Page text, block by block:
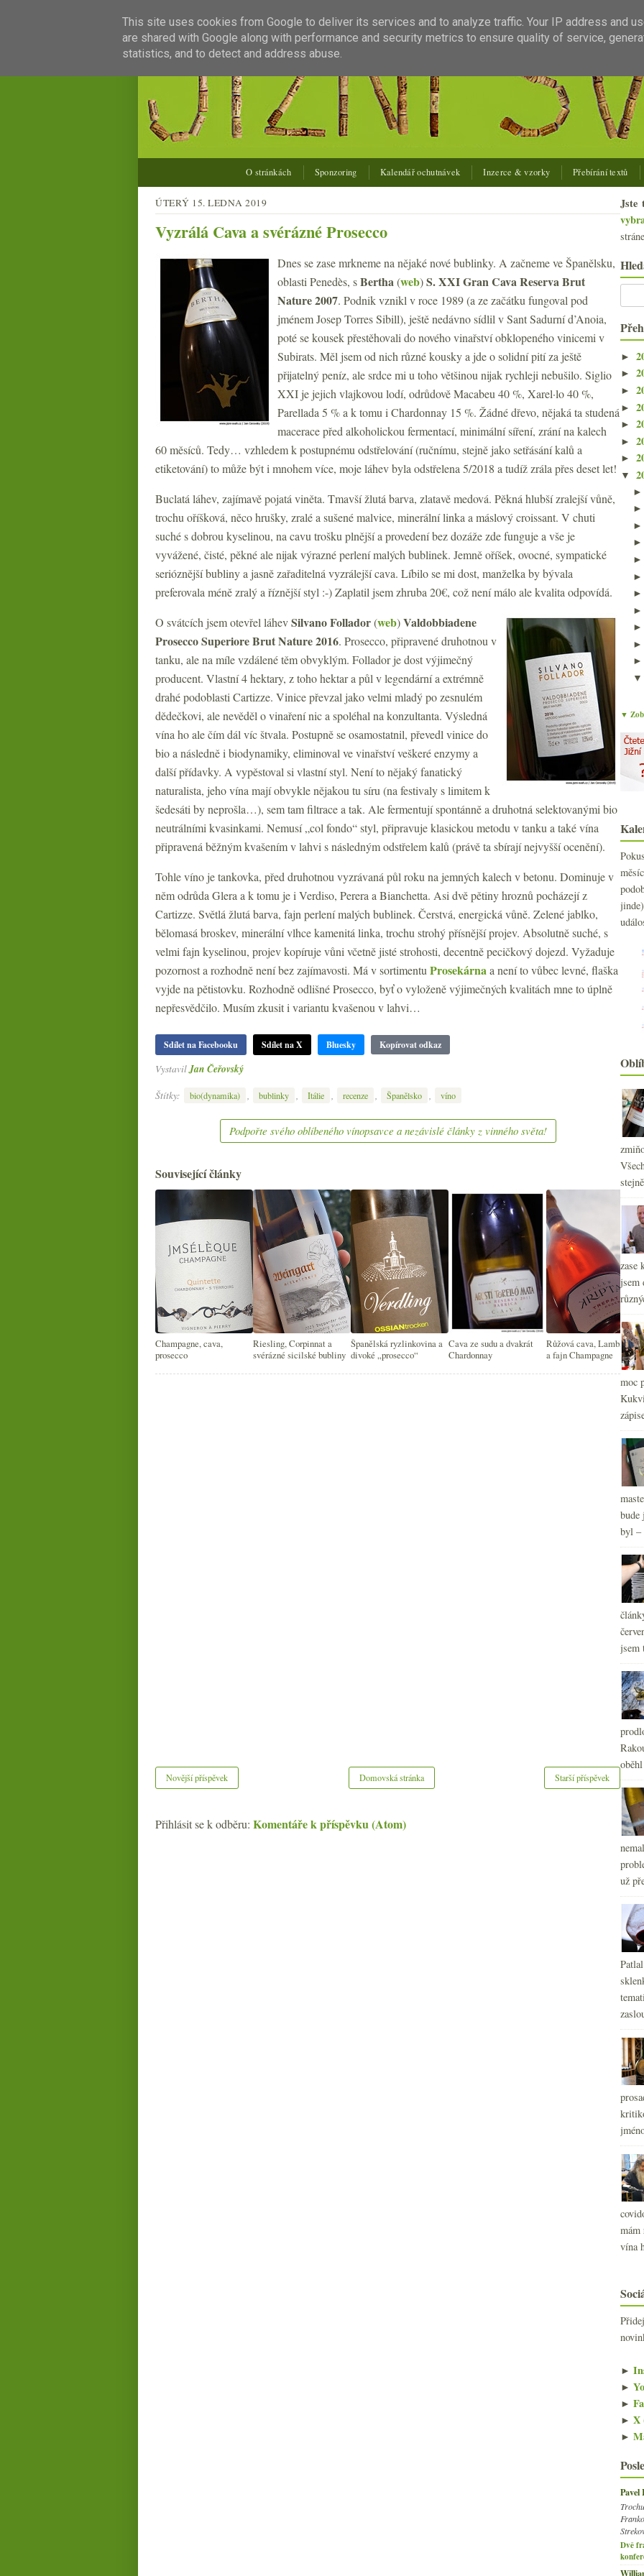
O stránkách Sponzoring Kalendář ochutnávek Inzerce & vzorky Přebírání textů
ÚTERÝ 15. LEDNA 2019
Vyzrálá Cava a svérázné Prosecco
Dnes se zase mrkneme na nějaké nové bublinky. A začneme ve Španělsku,
oblasti Penedès, sBertha(web)S. XXI Gran Cava Reserva Brut
Nature 2007. Podnik vznikl v roce 1989 (a ze začátku fungoval pod
jménem Josep Torres Sibill), ještě nedávno sídlil v Sant Sadurní d’Anoia,
poté se kousek přestěhovali do nového vinařství obklopeného vinicemi v
Subirats. Měl jsem od nich různé kousky a jde o solidní pití za ještě
přijatelný peníz, ale srdce mi u toho většinou nijak rychleji nebušilo. Siglio
XXI je jejich vlajkovou lodí, odrůdově Macabeu 40 %, Xarel·lo 40 %,
Parellada 5 % a k tomu i Chardonnay 15 %. Žádné dřevo, nějaká ta studená
macerace před alkoholickou fermentací, minimální síření, zrání na kalech
60 měsíců. Tedy… vzhledem k postupnému odstřelování (ručnímu, stejně jako setřásání kalů a
etiketování) to může být i mnohem více, moje láhev byla odstřelena 5/2018 a tudíž zrála přes deset let!
Buclatá láhev, zajímavě pojatá viněta. Tmavší žlutá barva, zlatavě medová. Pěkná hlubší zralejší vůně,
trochu oříšková, něco hrušky, zralé a sušené malvice, minerální linka a máslový croissant. V chuti
suché s dobrou kyselinou, na cavu trošku plnější a provedení bez dozáže zde funguje a vše je
vyvážené, čisté, pěkné ale nijak výrazné perlení malých bublinek. Jemně oříšek, ovocné, sympatické
serióznější bubliny a jasně zařaditelná vyzrálejší cava. Líbilo se mi dost, manželka by bývala
preferovala méně zralý a říznější styl :-) Zaplatil jsem zhruba 20€, což není málo ale kvalita odpovídá.
O svátcích jsem otevřel láhevSilvano Follador(web)Valdobbiadene
Prosecco Superiore Brut Nature 2016. Prosecco, připravené druhotnou v
tanku, ale na míle vzdálené těm obvyklým. Follador je dost výjimečný
producent. Vlastní 4 hektary, z toho hektar a půl v legendární a extrémně
drahé podoblasti Cartizze. Vinice převzal jako velmi mladý po zesnulém
dědečkovi, ale nevěděl o vinaření nic a spoléhal na konzultanta. Výsledná
vína ho ale čím dál víc štvala. Postupně se osamostatnil, převedl vinice do
bio a následně i biodynamiky, eliminoval ve vinařství veškeré enzymy a
další přídavky. A vypěstoval si vlastní styl. Není to nějaký fanatický
naturalista, jeho vína mají obvykle nějakou tu síru (na festivaly s limitem k
šedesáti by neprošla…), sem tam filtrace a tak. Ale fermentují spontánně a druhotná selektovanými bio
neutrálními kvasinkami. Nemusí „col fondo“ styl, připravuje klasickou metodu v tanku a také vína
připravená běžným kvašením v lahvi s následným odstřelem kalů (právě ta sbírají nejvyšší ocenění).
Tohle víno je tankovka, před druhotnou vyzrávaná půl roku na jemných kalech v betonu. Dominuje v
něm odrůda Glera a k tomu je i Verdiso, Perera a Bianchetta. Asi dvě pětiny hroznů pocházejí z
Cartizze. Světlá žlutá barva, fajn perlení malých bublinek. Čerstvá, energická vůně. Zelené jablko,
bělomasá broskev, minerální vlhce kamenitá linka, trochu strohý přísnější projev. Absolutně suché, s
velmi fajn kyselinou, projev kopíruje vůni včetně jisté strohosti, decentně pecičkový dojezd. Vyžaduje
pozornost a rozhodně není bez zajímavosti. Má v sortimentu Prosekárnaa není to vůbec levné, flaška
vyjde na pětistovku. Rozhodně odlišné Prosecco, byť o vyloženě výjimečných kvalitách mne to úplně
nepřesvědčilo. Musím zkusit i variantu kvašenou v lahvi…
Sdílet na Facebooku Sdílet na X Bluesky Kopírovat odkaz
VystavilJan Čeřovský
Štítky:
bio(dynamika) bublinky Itálie recenze Španělsko víno
Podpořte svého oblíbeného vínopsavce a nezávislé články z vinného světa!
Související články
Champagne, cava,
prosecco
Riesling, Corpinnat a
svérázné sicilské bubliny
Španělská ryzlinkovina a
divoké „prosecco“
Cava ze sudu a dvakrát
Chardonnay
Růžová cava, Lambrusco
a fajn Champagne
Novější příspěvek Starší příspěvek
Domovská stránka
Přihlásit se k odběru: Komentáře k příspěvku (Atom)
Jste
►
►
►
►
►
►
►
▼
►
►
►
►
►
►
►
►
►
►
►
▼
zase
jsem
moc
bude
byl –
jsem
už
mám
vína
►
►
►
► X
►
Pavel
Dvě
This site uses cookies from Google to deliver its services and to analyze traffic. Your IP address and
are shared with Google along with performance and security metrics to ensure quality of service,
statistics, and to detect and address abuse.